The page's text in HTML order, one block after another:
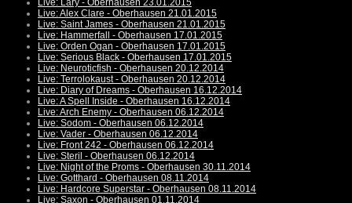
Live: Lary - Oberhausen 23.01.2015
Live: Alex Clare - Oberhausen 21.01.2015
Live: Saint James - Oberhausen 21.01.2015
Live: Hammerfall - Oberhausen 17.01.2015
Live: Orden Ogan - Oberhausen 17.01.2015
Live: Serious Black - Oberhausen 17.01.2015
Live: Neuroticfish - Oberhausen 20.12.2014
Live: Terrolokaust - Oberhausen 20.12.2014
Live: Diary of Dreams - Oberhausen 16.12.2014
Live: A Spell Inside - Oberhausen 16.12.2014
Live: Arch Enemy - Oberhausen 06.12.2014
Live: Sodom - Oberhausen 06.12.2014
Live: Vader - Oberhausen 06.12.2014
Live: Front 242 - Oberhausen 06.12.2014
Live: Steril - Oberhausen 06.12.2014
Live: Night of the Proms - Oberhausen 30.11.2014
Live: Gotthard - Oberhausen 08.11.2014
Live: Hardcore Superstar - Oberhausen 08.11.2014
Live: Saxon - Oberhausen 01.11.2014